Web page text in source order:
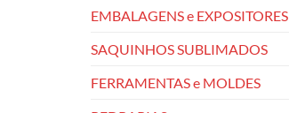
EMBALAGENS e EXPOSITORES
SAQUINHOS SUBLIMADOS
FERRAMENTAS e MOLDES